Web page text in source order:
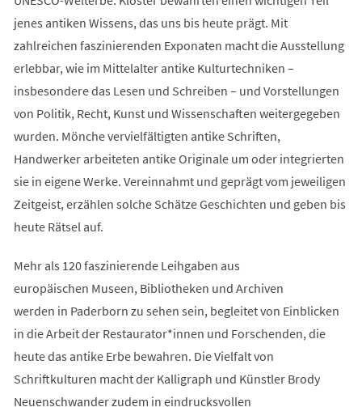
jenes antiken Wissens, das uns bis heute prägt. Mit
zahlreichen faszinierenden Exponaten macht die Ausstellung
erlebbar, wie im Mittelalter antike Kulturtechniken –
insbesondere das Lesen und Schreiben – und Vorstellungen
von Politik, Recht, Kunst und Wissenschaften weitergegeben
wurden. Mönche vervielfältigten antike Schriften,
Handwerker arbeiteten antike Originale um oder integrierten
sie in eigene Werke. Vereinnahmt und geprägt vom jeweiligen
Zeitgeist, erzählen solche Schätze Geschichten und geben bis
heute Rätsel auf.
Mehr als 120 faszinierende Leihgaben aus
europäischen Museen, Bibliotheken und Archiven
werden in Paderborn zu sehen sein, begleitet von Einblicken
in die Arbeit der Restaurator*innen und Forschenden, die
heute das antike Erbe bewahren. Die Vielfalt von
Schriftkulturen macht der Kalligraph und Künstler Brody
Neuenschwander zudem in eindrucksvollen